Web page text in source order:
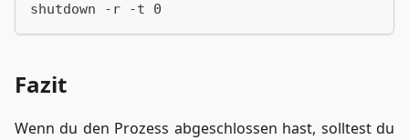
shutdown -r -t 0
Fazit
Wenn du den Prozess abgeschlossen hast, solltest du